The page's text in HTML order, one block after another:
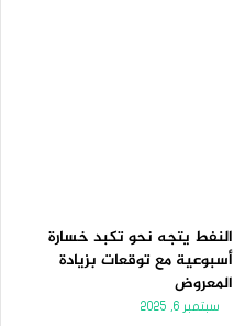
النفط يتجه نحو تكبد خسارة
أسبوعية مع توقعات بزيادة
المعروض
سبتمبر 6, 2025